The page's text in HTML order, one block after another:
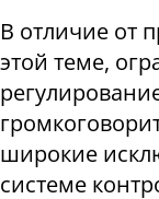
В отличие от
этой теме,
широкие
системе